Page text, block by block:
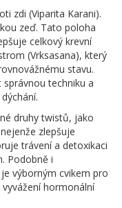
zdi (Viparita Karani).
zeď. Tato poloha
celkový krevní
(Vrksasana), který
stavu.
techniku a
druhy twistů, jako
zlepšuje
trávení a detoxikaci
Podobně i
výborným cvikem pro
hormonální